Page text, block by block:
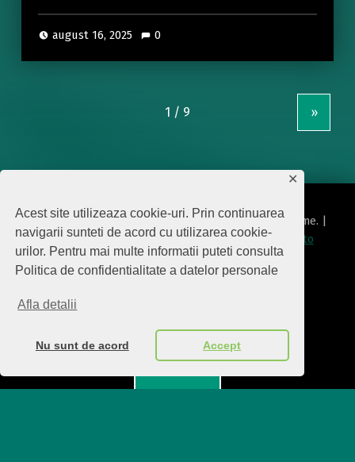
Acest site utilizeaza cookie-uri. Prin continuarea
navigarii sunteti de acord cu utilizarea cookie-
urilor. Pentru mai multe informatii puteti consulta
Politica de confidentialitate a datelor personale
Afla detalii
Nu sunt de acord Accept
✕
august 16, 2025 0
»
© 2026Editura Biscara |UsingModern WordPresstheme.
Politica de protecţie date cu caracter personal |
Back to
top ↑
politica de confidentialitate
Back to top ↑